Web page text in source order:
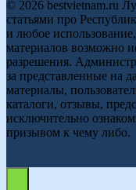
© 2026 bestvietnam.ru
статьями про
и любое
материалов возможно
разрешения.
за представленные на
материалы,
каталоги, отзывы,
исключительно
призывом к чему либо.